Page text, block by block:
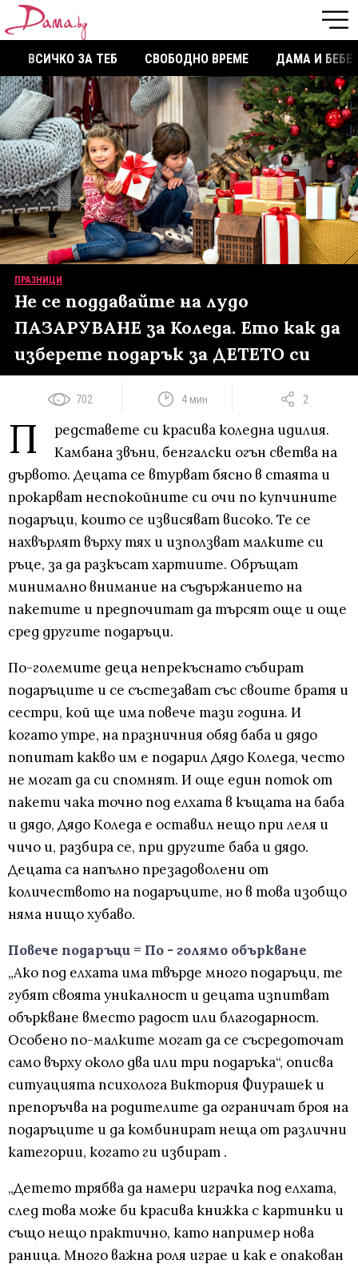
ВСИЧКО ЗА ТЕБ СВОБОДНО ВРЕМЕ ДАМА И БЕБЕ
ПРАЗНИЦИ
Не се поддавайте на лудо
ПАЗАРУВАНЕ за Коледа. Ето как да
изберете подарък за ДЕТЕТО си
702 4 мин 2
П
редставете си красива коледна идилия.
Камбана звъни, бенгалски огън светва на
дървото. Децата се втурват бясно в стаята и
прокарват неспокойните си очи по купчините
подаръци, които се извисяват високо. Те се
нахвърлят върху тях и използват малките си
ръце, за да разкъсат хартиите. Обръщат
минимално внимание на съдържанието на
пакетите и предпочитат да търсят още и още
сред другите подаръци.
По-големите деца непрекъснато събират
подаръците и се състезават със своите братя и
сестри, кой ще има повече тази година. И
когато утре, на празничния обяд баба и дядо
попитат какво им е подарил Дядо Коледа, често
не могат да си спомнят. И още един поток от
пакети чака точно под елхата в къщата на баба
и дядо, Дядо Коледа е оставил нещо при леля и
чичо и, разбира се, при другите баба и дядо.
Децата са напълно презадоволени от
количеството на подаръците, но в това изобщо
няма нищо хубаво.
Повече подаръци = По - голямо объркване
„Ако под елхата има твърде много подаръци, те
губят своята уникалност и децата изпитват
объркване вместо радост или благодарност.
Особено по-малките могат да се съсредоточат
само върху около два или три подаръка“, описва
ситуацията психолога Виктория Фиурашек и
препоръчва на родителите да ограничат броя на
подаръците и да комбинират неща от различни
категории, когато ги избират .
„Детето трябва да намери играчка под елхата,
след това може би красива книжка с картинки и
също нещо практично, като например нова
раница. Много важна роля играе и как е опакован